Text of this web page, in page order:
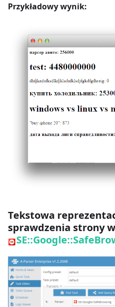
Przykładowy wynik:
Tekstowa
sprawdzenia strony w